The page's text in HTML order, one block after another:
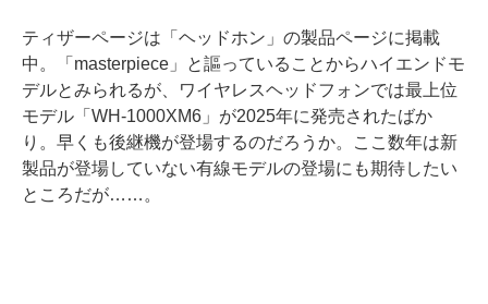
ティザーページは「ヘッドホン」の製品ページに掲載
中。「masterpiece」と謳っていることからハイエンドモ
デルとみられるが、ワイヤレスヘッドフォンでは最上位
モデル「WH-1000XM6」が2025年に発売されたばか
り。早くも後継機が登場するのだろうか。ここ数年は新
製品が登場していない有線モデルの登場にも期待したい
ところだが……。